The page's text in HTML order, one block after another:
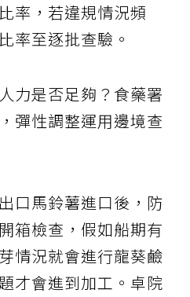
率，若違規情況頻
率至逐批查驗。
力是否足夠？食藥署
彈性調整運用邊境查
口馬鈴薯進口後，防
箱檢查，假如船期有
情況就會進行龍葵鹼
才會進到加工。卓院